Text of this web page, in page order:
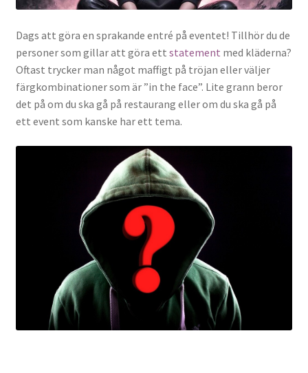
Dags att göra en sprakande entré på eventet! Tillhör du de
personer som gillar att göra ett statement med kläderna?
Oftast trycker man något maffigt på tröjan eller väljer
färgkombinationer som är ”in the face”. Lite grann beror
det på om du ska gå på restaurang eller om du ska gå på
ett event som kanske har ett tema.